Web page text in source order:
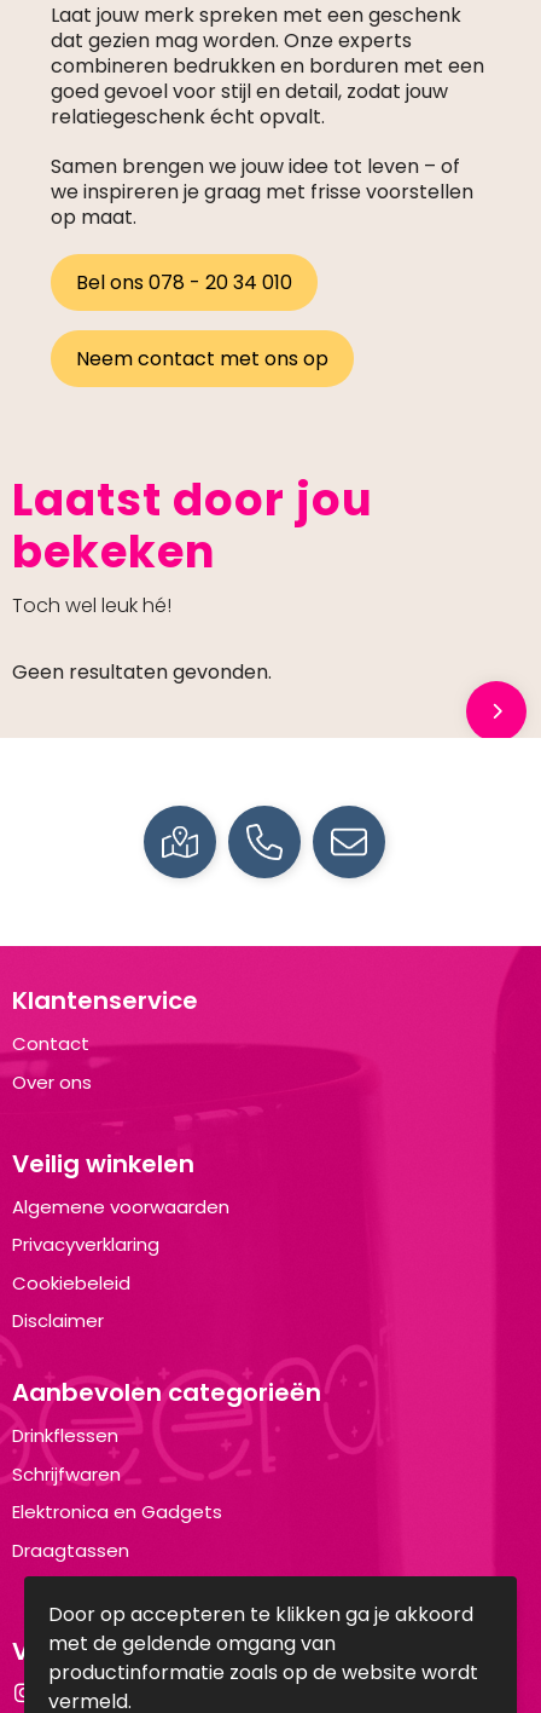
Laat jouw merk spreken met een geschenk
dat gezien mag worden. Onze experts
combineren bedrukken en borduren met een
goed gevoel voor stijl en detail, zodat jouw
relatiegeschenk écht opvalt.
Samen brengen we jouw idee tot leven – of
we inspireren je graag met frisse voorstellen
op maat.
Bel ons 078 - 20 34 010
Neem contact met ons op
Laatst door jou
bekeken
Toch wel leuk hé!
Geen resultaten gevonden.
Klantenservice
Contact
Over ons
Veilig winkelen
Algemene voorwaarden
Privacyverklaring
Cookiebeleid
Disclaimer
Aanbevolen categorieën
Drinkflessen
Schrijfwaren
Elektronica en Gadgets
Draagtassen
Volg ons op:
Instagram
Door op accepteren te klikken ga je akkoord
met de geldende omgang van
productinformatie zoals op de website wordt
vermeld.